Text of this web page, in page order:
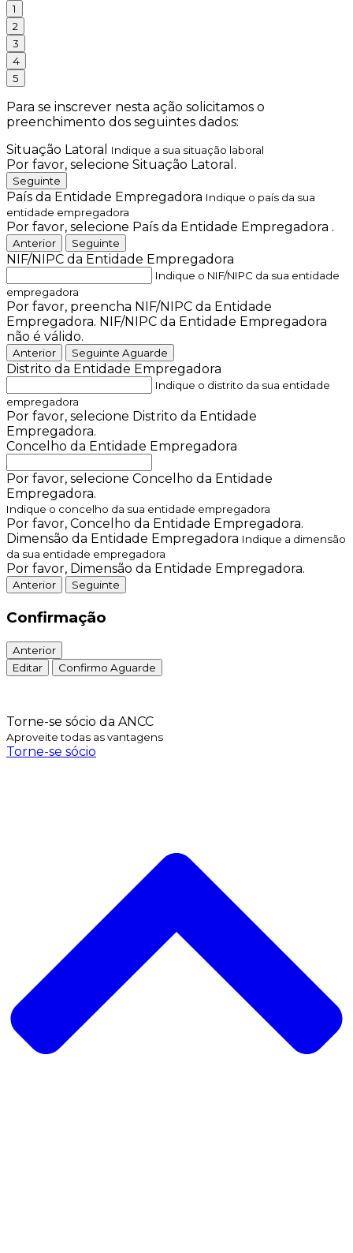
1
2
3
4
5
Para se inscrever nesta ação solicitamos o
preenchimento dos seguintes dados:
Situação Latoral
Indique a sua situação laboral
Por favor, selecione Situação Latoral.
Seguinte
País da Entidade Empregadora Indique o país da sua
entidade empregadora
Por favor, selecione País da Entidade Empregadora .
Anterior Seguinte
NIF/NIPC da Entidade Empregadora
Indique o NIF/NIPC da sua entidade
empregadora
Por favor, preencha NIF/NIPC da Entidade
Empregadora. NIF/NIPC da Entidade Empregadora
não é válido.
Anterior Seguinte Aguarde
Distrito da Entidade Empregadora
Indique o distrito da sua entidade
empregadora
Por favor, selecione Distrito da Entidade
Empregadora.
Concelho da Entidade Empregadora
Por favor, selecione Concelho da Entidade
Empregadora.
Indique o concelho da sua entidade empregadora
Por favor, Concelho da Entidade Empregadora.
Dimensão da Entidade Empregadora Indique a dimensão
da sua entidade empregadora
Por favor, Dimensão da Entidade Empregadora.
Anterior Seguinte
Confirmação
Anterior
Editar
Confirmo Aguarde
Torne-se sócio da ANCC
Aproveite todas as vantagens
Torne-se sócio